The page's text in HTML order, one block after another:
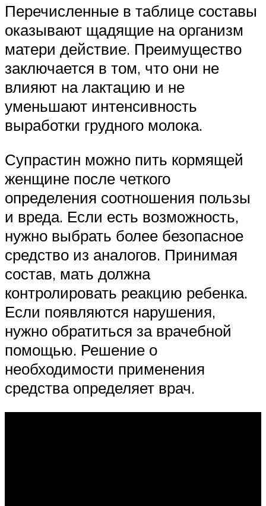
Перечисленные в таблице составы
оказывают щадящие на организм
матери действие. Преимущество
заключается в том, что они не
влияют на лактацию и не
уменьшают интенсивность
выработки грудного молока.
Супрастин можно пить кормящей
женщине после четкого
определения соотношения пользы
и вреда. Если есть возможность,
нужно выбрать более безопасное
средство из аналогов. Принимая
состав, мать должна
контролировать реакцию ребенка.
Если появляются нарушения,
нужно обратиться за врачебной
помощью. Решение о
необходимости применения
средства определяет врач.